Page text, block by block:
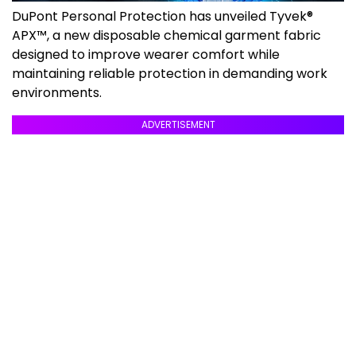
DuPont Personal Protection has unveiled Tyvek®
APX™, a new disposable chemical garment fabric
designed to improve wearer comfort while
maintaining reliable protection in demanding work
environments.
ADVERTISEMENT